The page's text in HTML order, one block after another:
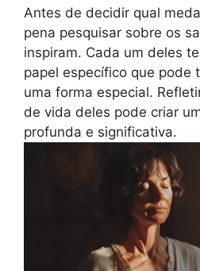
Antes de decidir qual
pena pesquisar sobre os
inspiram. Cada um deles
papel específico que pode
uma forma especial.
de vida deles pode criar
profunda e significativa.